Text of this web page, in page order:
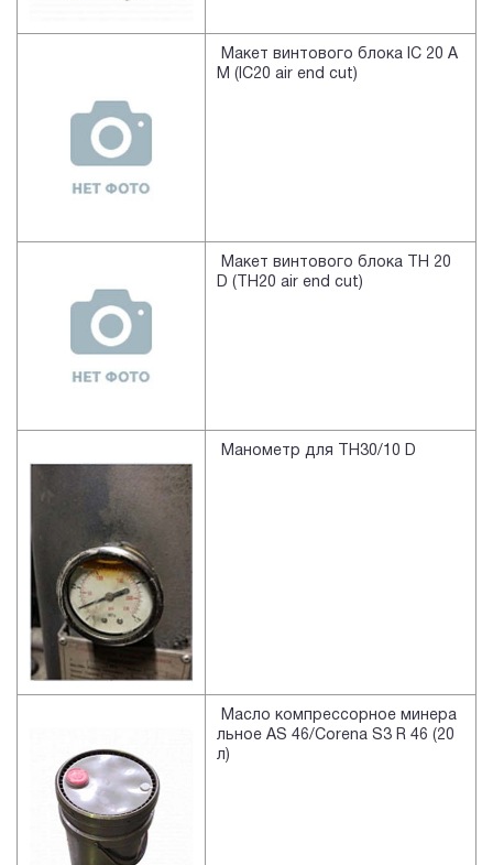
Макет винтового блока IC 20 A
M (IC20 air end cut)
Макет винтового блока TH 20
D (TH20 air end cut)
Манометр для TH30/10 D
Масло компрессорное минера
льное AS 46/Corena S3 R 46 (20
л)